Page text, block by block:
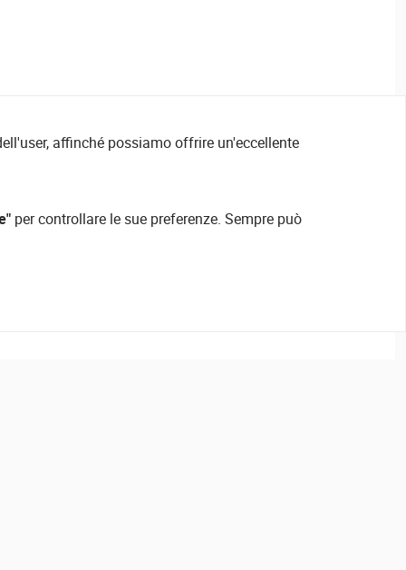
affinché possiamo offrire un'eccellente
per controllare le sue preferenze. Sempre può